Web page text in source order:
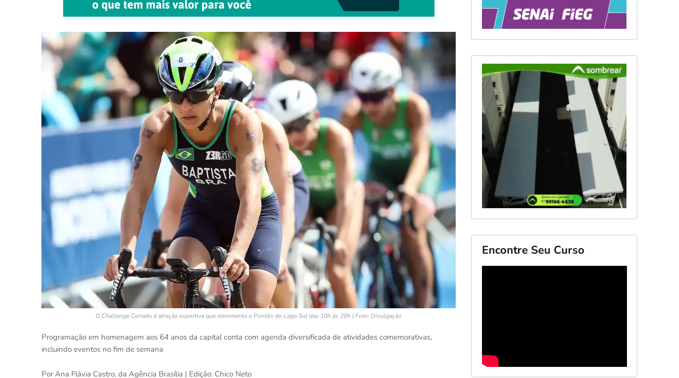
O Challenge Cerrado é atração esportiva que movimenta o Pontão do Lago Sul das 10h às 20h | Foto: Divulgação
Programação em homenagem aos 64 anos da capital conta com agenda diversificada de atividades comemorativas,
incluindo eventos no fim de semana
Por Ana Flávia Castro, da Agência Brasília | Edição: Chico Neto
Encontre Seu Curso